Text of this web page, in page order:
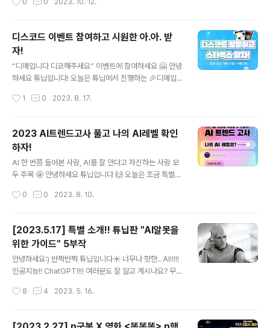
ineering팀, Marketing팀, Operation팀 총 6개의 팀
트 🎉 디어메이트 앱에서 다양한 AI챗봇과 시간을 보낸 분
부터 10월 18일까지 7일 동안 진행되며 당첨자에 한해 10
월 19일 카카오톡으로 개별 연락을 드릴 예정이에요 😊 아
참! 중요한 이벤트 참여 방법 알고 가셔야겠죠?! 첫째, 디어
메이트 앱을 즐겨주세요 😆 둘째, 구글 플레이스토어 또는
앱스토어에 디어메이트 앱 리뷰를 남겨주세요 👍 셋째, 리
끝 💗 가장 중요한 경품은 바로 두구두구두구두구 1등 네
0 0 2023. 10. 12.
디스코드 이벤트 참여하고 시원한 아.아. 받
자!
“디메입니다 디코해주세요” 이벤트에 참여하세요 🤗 안녕
하세요 튜닙입니다! 오늘은 튜닙에서 진행하는 🎉디메입니
메이트에 디스코드 서버가 있다는 거 아셨나요? 디어메이
버가 있어요! 맘에 드는 AI챗봇과 대화한 내용을 업로드하
고 다른 디어메이트 사용자와 자유롭게 의견을 공유하세요
😉 구체적인 이벤트 참여 내용과 방법은 아래와 같으니 참
고해서 놓치지 마세요 💗 [이벤트명] 디메입니다 디코해주
이트 앱 또는 데모사이트를 경험하고 마음에 드는 대화 스
1 0 2023. 8. 17.
2023 AI트렌드고사 풀고 나의 AI레벨 확인
하자!
AI 한 번쯤 들어본 사람, AI를 잘 안다고 자신하는 사람 모
두 주목 🤩 안녕하세요 튜닙입니다 🙌 오늘은 조금 특별한
구두구두구! 🎊 2023 AI트렌드고사 🎊 너무 재미있을 것
즐길 수 있는 테스트예요 🎉 총 11개의 문제가 준비되어 있
고 각각 상, 중, 하의 난이도에 따라 점수가 측정돼요! 제한
시간은 단 20초! 맛보기로 첫 번째 문제 풀어보실까요~?!
모든 문제를 풀었다면 ‘나의 AI레벨’을 확인할 수 있어요😉
으니 테스트 후 확인해 보세요! (참고로 저는..
0 0 2023. 8. 10.
[2023.5.17] 특별 소개!! 튜닙판 "AI알못을
위한 가이드" 5부작
안녕하세요:) 반짝반짝 튜닙입니다☀️ 너무나 핫한.. AI!!!!!
인공지능!! ChatGPT!!!! 여러분도 잘 알고 계시나요? 무엇
다고, 이슈라고 무작정 사용하지 말자구영 더 잘 알고 사용
8 4 2023. 5. 16.